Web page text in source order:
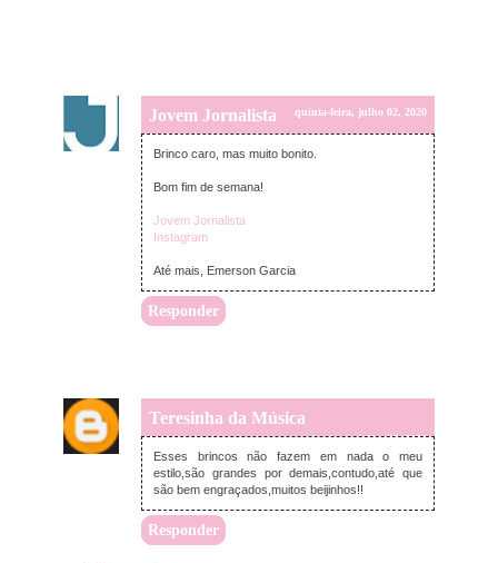
Jovem Jornalista quinta-feira, julho 02, 2020
Brinco caro, mas muito bonito.
Bom fim de semana!
Jovem Jornalista
Instagram
Até mais, Emerson Garcia
Responder
Teresinha da Música
domingo, julho 05, 2020
Esses brincos não fazem em nada o meu
estilo,são grandes por demais,contudo,até que
são bem engraçados,muitos beijinhos!!
Responder